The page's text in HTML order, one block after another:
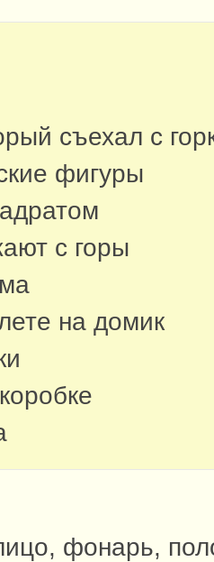
съехал с
фигуры
с горы
на домик
фонарь,